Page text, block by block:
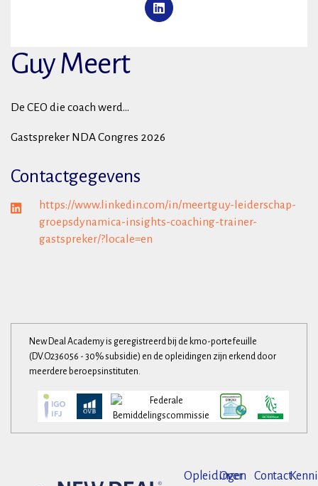
Guy Meert
De CEO die coach werd...
Gastspreker NDA Congres 2026
Contactgegevens
https://www.linkedin.com/in/meertguy-leiderschap-
groepsdynamica-insights-coaching-trainer-
gastspreker/?locale=en
New Deal Academy is geregistreerd bij de kmo-portefeuille
(DV.O236056 - 30% subsidie) en de opleidingen zijn erkend door
meerdere beroepsinstituten.
Opleidingen
Over
Contact